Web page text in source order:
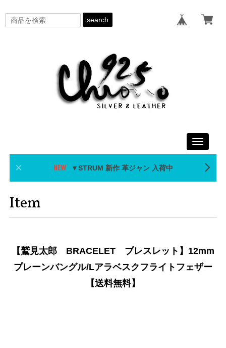
search
Toggle
▼STRUM 新作 革ジャン 入荷中
Item
【鷲見太郎 BRACELET ブレスレット】12mm
プレーンバングル/Lアラベスクフライトフェザー
【送料無料】